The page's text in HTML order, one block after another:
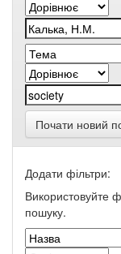
Почати новий
Додати фільтри:
Використовуйте
пошуку.